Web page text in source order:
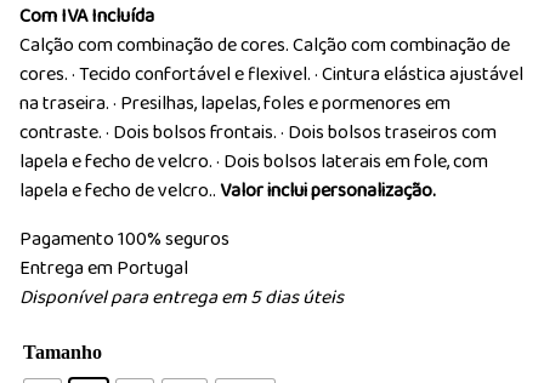
Com IVA Incluída
Calção com combinação de cores. Calção com combinação de
cores. · Tecido confortável e flexivel. · Cintura elástica ajustável
na traseira. · Presilhas, lapelas, foles e pormenores em
contraste. · Dois bolsos frontais. · Dois bolsos traseiros com
lapela e fecho de velcro. · Dois bolsos laterais em fole, com
lapela e fecho de velcro..Valor inclui personalização.
Pagamento 100% seguros
Entrega em Portugal
Disponível para entrega em 5 dias úteis
Tamanho